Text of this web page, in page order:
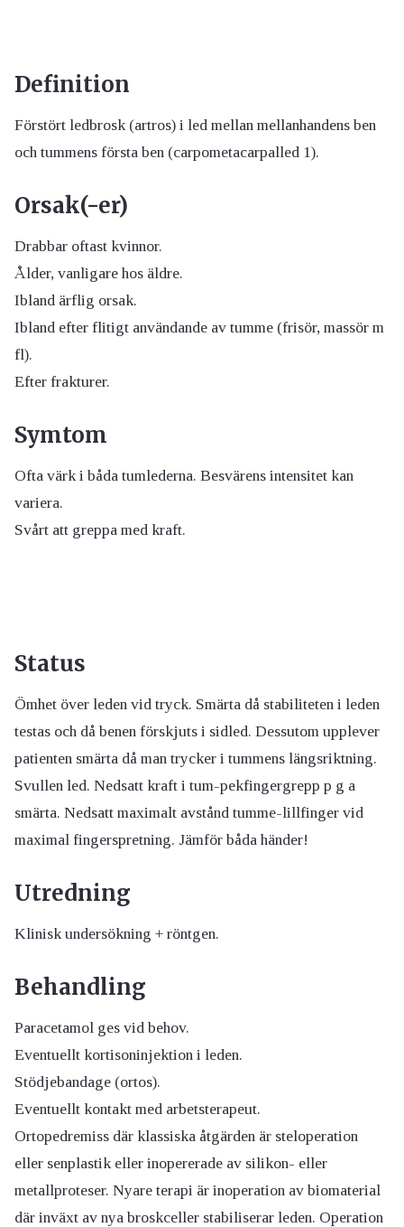
Definition
Förstört ledbrosk (artros) i led mellan mellanhandens ben
och tummens första ben (carpometacarpalled 1).
Orsak(-er)
Drabbar oftast kvinnor.
Ålder, vanligare hos äldre.
Ibland ärflig orsak.
Ibland efter flitigt användande av tumme (frisör, massör m
fl).
Efter frakturer.
Symtom
Ofta värk i båda tumlederna. Besvärens intensitet kan
variera.
Svårt att greppa med kraft.
Status
Ömhet över leden vid tryck. Smärta då stabiliteten i leden
testas och då benen förskjuts i sidled. Dessutom upplever
patienten smärta då man trycker i tummens längsriktning.
Svullen led. Nedsatt kraft i tum-pekfingergrepp p g a
smärta. Nedsatt maximalt avstånd tumme-lillfinger vid
maximal fingerspretning. Jämför båda händer!
Utredning
Klinisk undersökning + röntgen.
Behandling
Paracetamol ges vid behov.
Eventuellt kortisoninjektion i leden.
Stödjebandage (ortos).
Eventuellt kontakt med arbetsterapeut.
Ortopedremiss där klassiska åtgärden är steloperation
eller senplastik eller inopererade av silikon- eller
metallproteser. Nyare terapi är inoperation av biomaterial
där inväxt av nya broskceller stabiliserar leden. Operation